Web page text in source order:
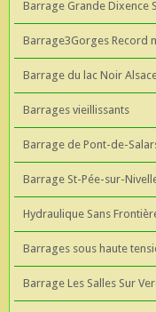
Barrage Grande Dixence
Barrage3Gorges Record
Barrage du lac Noir
Barrages vieillissants
Barrage de Pont-de-
Barrage St-Pée-sur-
Hydraulique Sans
Barrages sous haute
Barrage Les Salles Sur